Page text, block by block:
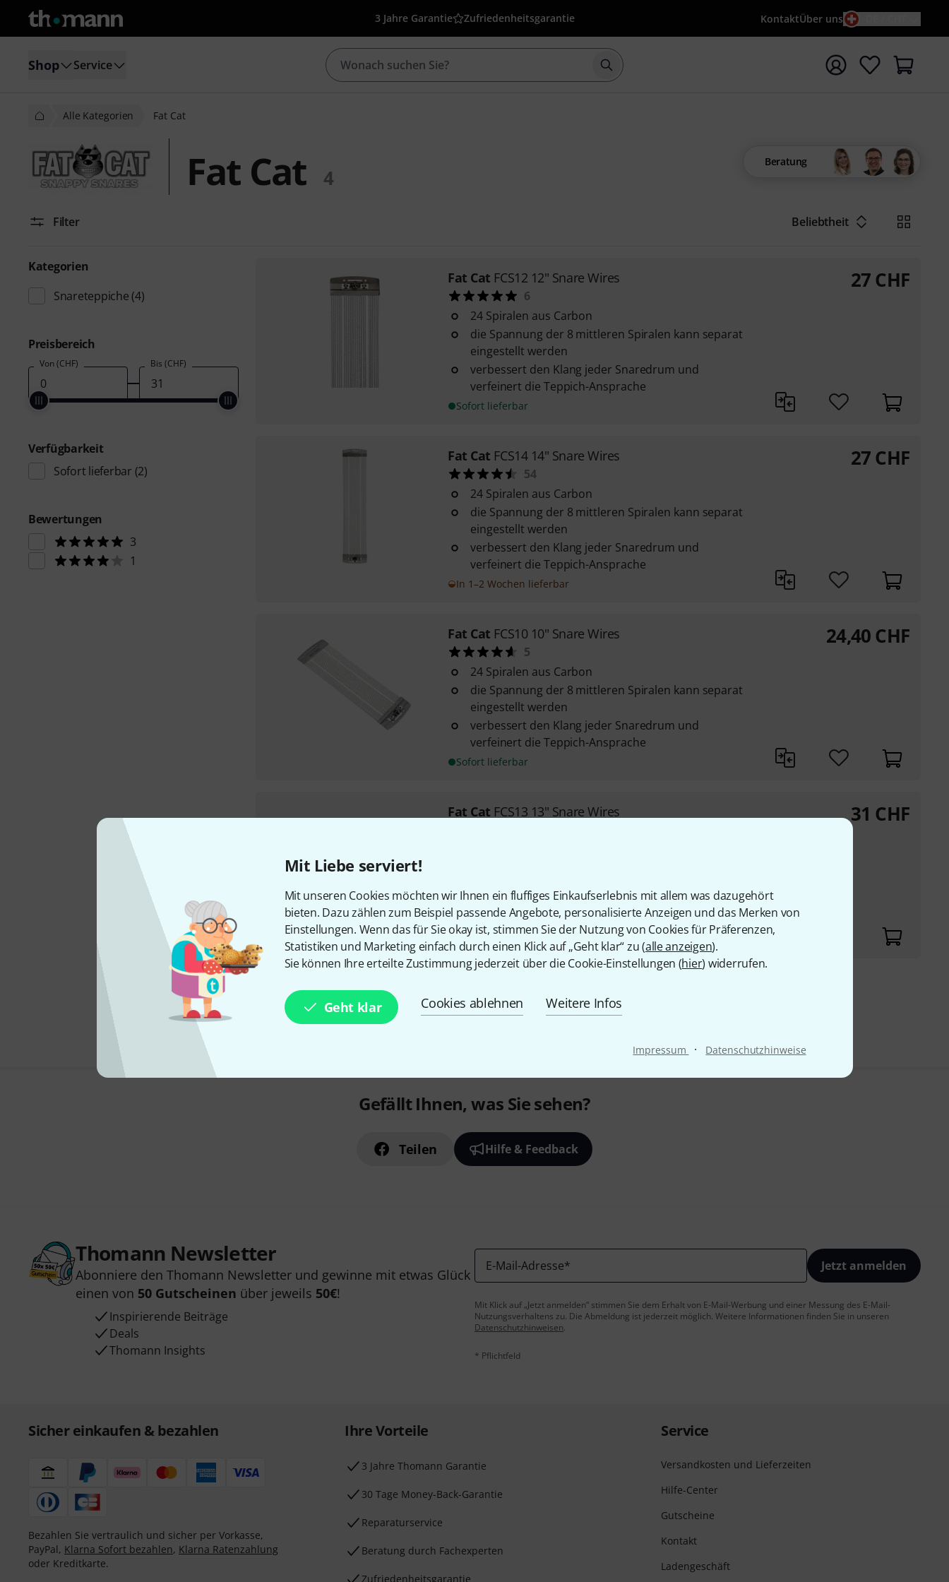
Mit Liebe serviert!
Mit unseren Cookies möchten wir Ihnen ein fluffiges Einkaufserlebnis mit allem was dazugehört
bieten. Dazu zählen zum Beispiel passende Angebote, personalisierte Anzeigen und das Merken von
Einstellungen. Wenn das für Sie okay ist, stimmen Sie der Nutzung von Cookies für Präferenzen,
Statistiken und Marketing einfach durch einen Klick auf „Geht klar“ zu (alle anzeigen).
Sie können Ihre erteilte Zustimmung jederzeit über die Cookie-Einstellungen (hier) widerrufen.
Geht klar Cookies ablehnen Weitere Infos
Impressum · Datenschutzhinweise
3 Jahre Garantie Zufriedenheitsgarantie KontaktÜber uns
Shop Service Suche mit Suchwort {searchTerm} starten
Alle Kategorien Fat Cat
Fat Cat 4
Beratung
Filter Beliebtheit
Kategorien
Snareteppiche (4)
Preisbereich
Von (CHF) Bis (CHF)
Verfügbarkeit
Sofort lieferbar (2)
Bewertungen
3
1
Fat Cat FCS12 12" Snare Wires
6
24 Spiralen aus Carbon
die Spannung der 8 mittleren Spiralen kann separat
eingestellt werden
verbessert den Klang jeder Snaredrum und
verfeinert die Teppich-Ansprache
Sofort lieferbar
27CHF
Fat Cat FCS14 14" Snare Wires
54
24 Spiralen aus Carbon
die Spannung der 8 mittleren Spiralen kann separat
eingestellt werden
verbessert den Klang jeder Snaredrum und
verfeinert die Teppich-Ansprache
In 1–2 Wochen lieferbar
27CHF
Fat Cat FCS10 10" Snare Wires
5
24 Spiralen aus Carbon
die Spannung der 8 mittleren Spiralen kann separat
eingestellt werden
verbessert den Klang jeder Snaredrum und
verfeinert die Teppich-Ansprache
Sofort lieferbar
24,40CHF
Fat Cat FCS13 13" Snare Wires
verbessert den Klang jeder Snaredrum und
verfeinert die Teppich-Ansprache
In ca. einer Woche lieferbar
31 CHF
Alle Preise inkl. MwSt.
Gefällt Ihnen, was Sie sehen?
Teilen Hilfe & Feedback
Thomann Newsletter
Abonniere den Thomann Newsletter und gewinne mit etwas Glück
einen von 50 Gutscheinen über jeweils 50€!
Inspirierende Beiträge
Deals
Thomann Insights
E-Mail-Adresse* Jetzt anmelden
Mit Klick auf „Jetzt anmelden“ stimmen Sie dem Erhalt von E-Mail-Werbung und einer Messung des E-Mail-
Nutzungsverhaltens zu. Die Abmeldung ist jederzeit möglich. Weitere Informationen finden Sie in unseren
Datenschutzhinweisen.
* Pflichtfeld
Sicher einkaufen & bezahlen
Bezahlen Sie vertraulich und sicher per Vorkasse,
PayPal, Klarna Sofort bezahlen, Klarna Ratenzahlung
oder Kreditkarte.
Ihre Vorteile
3 Jahre Thomann Garantie
30 Tage Money-Back-Garantie
Reparaturservice
Beratung durch Fachexperten
Zufriedenheitsgarantie
Service
Versandkosten und Lieferzeiten
Hilfe-Center
Gutscheine
Kontakt
Ladengeschäft